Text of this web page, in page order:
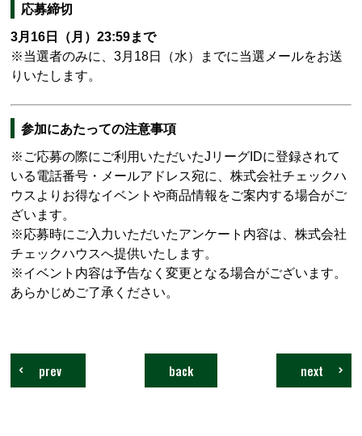
応募締切
3月16日（月）23:59まで
※当選者のみに、3月18日（水）までに当選メールをお送
りいたします。
参加にあたっての注意事項
※ご応募の際にご利用いただいたJリーグIDに登録されて
いる電話番号・メールアドレス宛に、株式会社チェックハ
ウスよりお得なイベントや商品情報をご案内する場合がご
ざいます。
※応募時にご入力いただいたアンケート内容は、株式会社
チェックハウスへ提供いたします。
※イベント内容は予告なく変更となる場合がございます。
あらかじめご了承ください。
next
back
prev